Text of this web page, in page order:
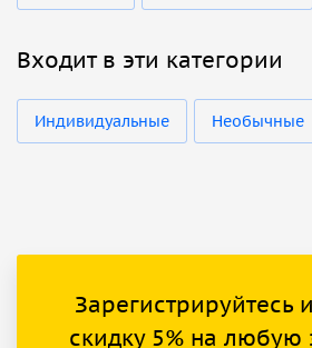
Входит в эти категории
Индивидуальные Необычные
Зарегистрируйтесь
скидку 5% на любую